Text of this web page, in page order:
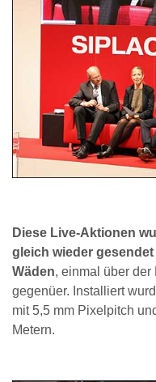
Diese Live-Aktionen
gleich wieder
Wäden, einmal über
gegenüer. Installiert
mit 5,5 mm Pixelpitch
Metern.